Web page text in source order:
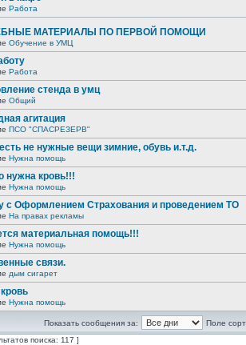
Работа
МАТЕРИАЛЫ ПО ПЕРВОЙ ПОМОЩИ
Обучение в УМЦ
Работа
стенда в умц
Общий
агитация
ПСО "СПАСРЕЗЕРВ"
не нужные вещи зимние, обувь и.т.д.
Нужна помощь
нужна кровь!!!
Нужна помощь
с Оформлением Страхования и проведением ТО
На правах рекламы
материальная помощь!!!
Нужна помощь
связи.
дым сигарет
Нужна помощь
Показать сообщения за:
Поле
поиска: 117 ]